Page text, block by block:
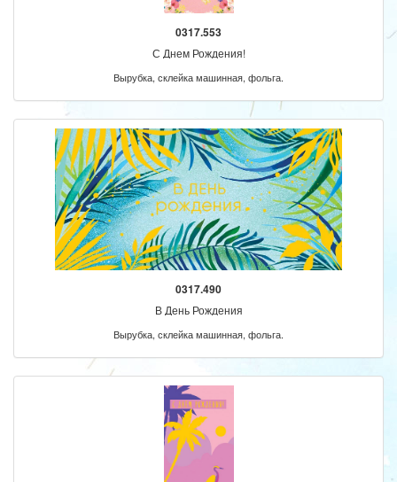
0317.553
С Днем Рождения!
Вырубка, склейка машинная, фольга.
0317.490
В День Рождения
Вырубка, склейка машинная, фольга.